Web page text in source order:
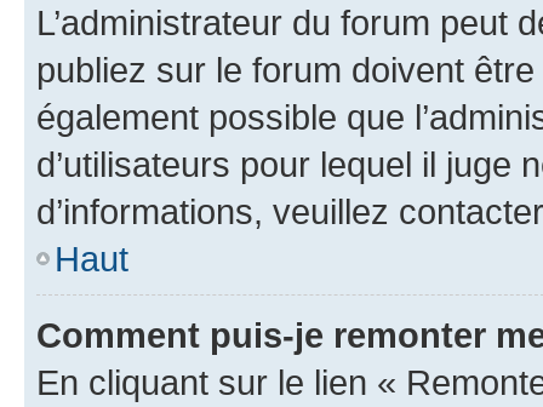
L’administrateur du forum peut
publiez sur le forum doivent
également possible que
d’utilisateurs pour lequel il juge
d’informations, veuillez
Haut
Comment puis-je remonter
En cliquant sur le lien «